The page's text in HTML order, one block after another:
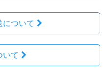
について
いて